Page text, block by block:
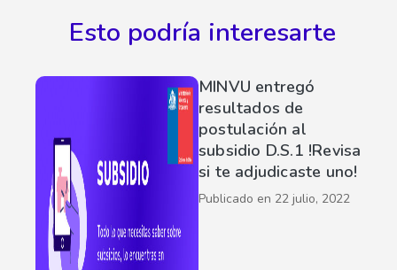
Esto podría interesarte
MINVU entregó
resultados de
postulación al
subsidio D.S.1 !Revisa
si te adjudicaste uno!
Publicado en 22 julio, 2022